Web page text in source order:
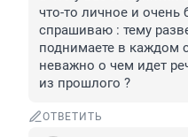
что-то личное и очень
спрашиваю : тему
поднимаете в каждом
неважно о чем идет
из прошлого ?
ОТВЕТИТЬ